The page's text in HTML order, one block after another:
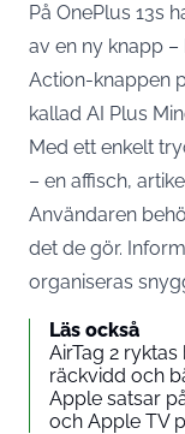
På OnePlus 13s
av en ny knapp
Action-knappen
kallad AI Plus
Med ett enkelt
– en affisch,
Användaren
det de gör.
organiseras
Läs också
AirTag 2
räckvidd och
Apple satsar
och Apple TV